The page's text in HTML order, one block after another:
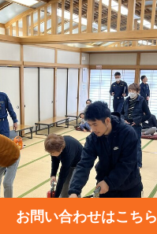
お問い合わせはこちら